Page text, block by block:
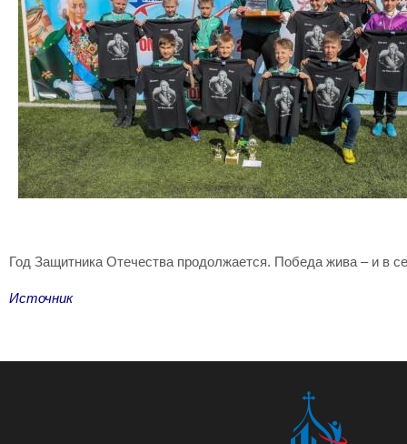
Год Защитника Отечества продолжается. Победа жива – и в
Источник